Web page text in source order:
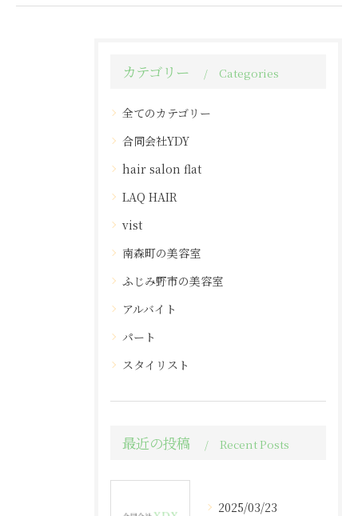
カテゴリー Categories
全てのカテゴリー
合同会社YDY
hair salon flat
LAQ HAIR
vist
南森町の美容室
ふじみ野市の美容室
アルバイト
パート
スタイリスト
最近の投稿 Recent Posts
2025/03/23